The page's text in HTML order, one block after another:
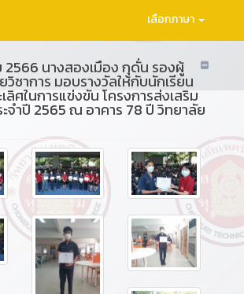
เลือกภาษา
2566 นางสองเมือง กุดั่น รองผู้
วิชาการ มอบรางวัลให้กับนักเรียน
ลิศในการแข่งขัน โครงการส่งเสริม
จำปี 2565 ณ อาคาร 78 ปี วิทยาลัย